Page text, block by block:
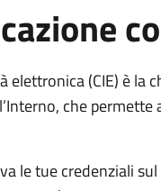
elettronica (CIE) è la
che
le tue credenziali